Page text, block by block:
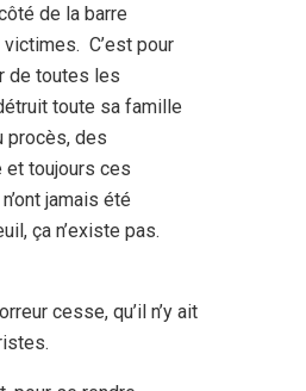
de la barre
C’est pour
de toutes les
toute sa famille
procès, des
et toujours ces
jamais été
ça n’existe pas.
cesse, qu’il n’y ait